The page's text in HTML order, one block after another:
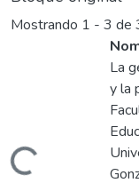
Mostrando 1 - 3 de
La
y la